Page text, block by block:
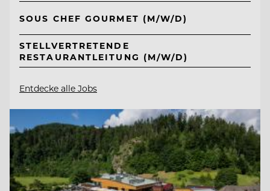
SOUS CHEF GOURMET (M/W/D)
STELLVERTRETENDE
RESTAURANTLEITUNG (M/W/D)
Entdecke alle Jobs